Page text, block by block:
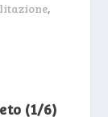
,
(1/6)